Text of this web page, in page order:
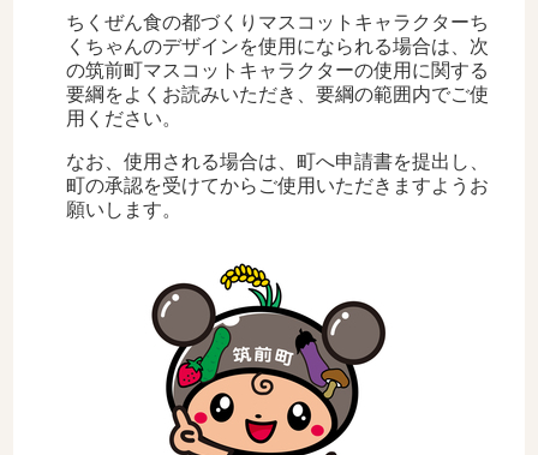
ちくぜん食の都づくりマスコットキャラクターち
くちゃんのデザインを使用になられる場合は、次
の筑前町マスコットキャラクターの使用に関する
要綱をよくお読みいただき、要綱の範囲内でご使
用ください。
なお、使用される場合は、町へ申請書を提出し、
町の承認を受けてからご使用いただきますようお
願いします。